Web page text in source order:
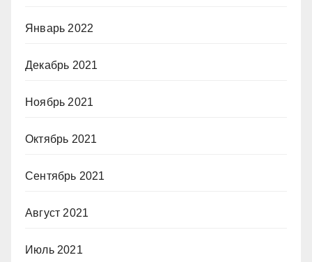
Январь 2022
Декабрь 2021
Ноябрь 2021
Октябрь 2021
Сентябрь 2021
Август 2021
Июль 2021